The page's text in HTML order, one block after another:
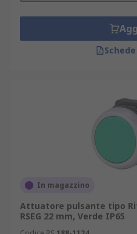
In magazzino
Attuatore pulsante tipo
RSEG 22 mm, Verde IP65